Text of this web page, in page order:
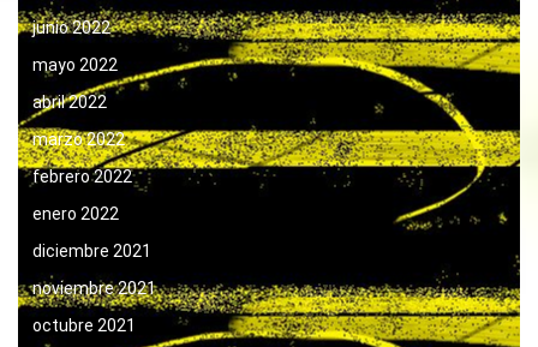
junio 2022
mayo 2022
abril 2022
marzo 2022
febrero 2022
enero 2022
diciembre 2021
noviembre 2021
octubre 2021